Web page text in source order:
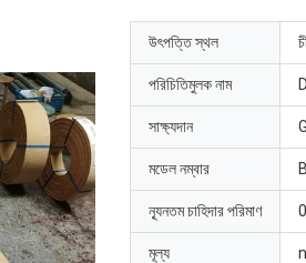
উৎপত্তি স্থল
পরিচিতিমুলক নাম
সাক্ষ্যদান
মডেল নম্বার
ন্যূনতম চাহিদার পরিমাণ
মূল্য